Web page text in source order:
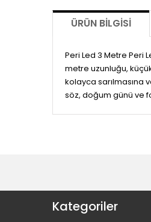
ÜRÜN BILGISI
Peri Led 3 Metre Peri
metre uzunluğu,
kolayca sarılmasına
söz, doğum günü ve
Kategoriler